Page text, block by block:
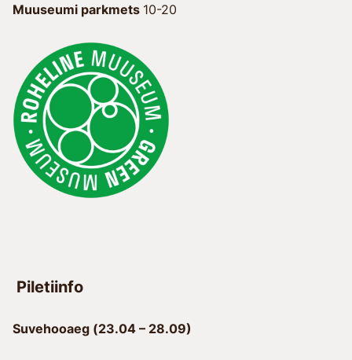
Muuseumi parkmets 10-20
Piletiinfo
Suvehooaeg (23.04 – 28.09)